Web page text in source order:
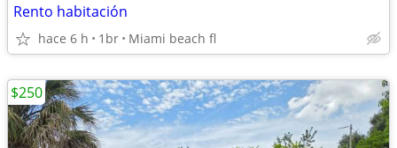
Rento habitación
hace 6 h 1br Miami beach fl
$250